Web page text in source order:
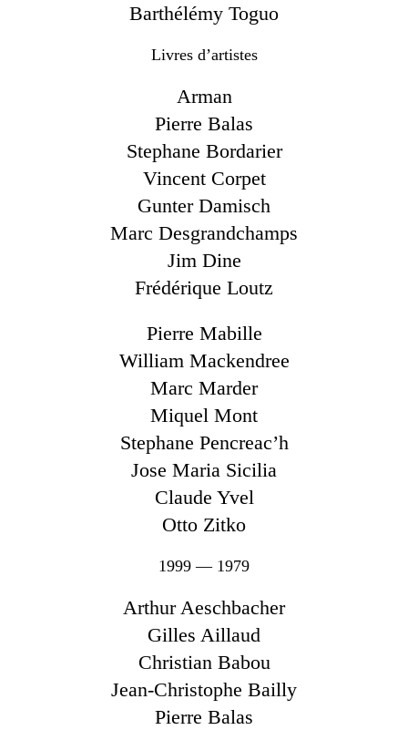
Barthélémy Toguo
Livres d’artistes
Arman
Pierre Balas
Stephane Bordarier
Vincent Corpet
Gunter Damisch
Marc Desgrandchamps
Jim Dine
Frédérique Loutz
Pierre Mabille
William Mackendree
Marc Marder
Miquel Mont
Stephane Pencreac’h
Jose Maria Sicilia
Claude Yvel
Otto Zitko
1999 — 1979
Arthur Aeschbacher
Gilles Aillaud
Christian Babou
Jean-Christophe Bailly
Pierre Balas